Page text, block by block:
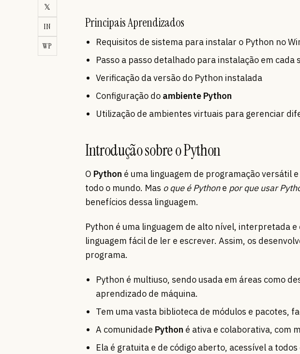
𝕏
IN
WP
Principais Aprendizados
Requisitos de sistema para instalar o Python no
Passo a passo detalhado para instalação em cada
Verificação da versão do Python instalada
Configuração do ambiente Python
Utilização de ambientes virtuais para gerenciar
Introdução sobre o Python
O Python é uma linguagem de programação versátil
todo o mundo. Mas o que é Pythone por que usar
benefícios dessa linguagem.
Python é uma linguagem de alto nível, interpretada
linguagem fácil de ler e escrever. Assim, os
programa.
Python é multiuso, sendo usada em áreas como
aprendizado de máquina.
Tem uma vasta biblioteca de módulos e pacotes,
A comunidade Python é ativa e colaborativa, com
Ela é gratuita e de código aberto, acessível a